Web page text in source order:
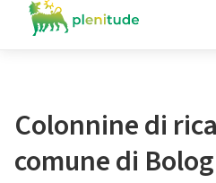
Colonnine di
comune di